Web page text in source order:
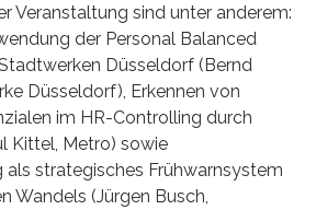
Veranstaltung sind unter anderem:
der Personal Balanced
Düsseldorf (Bernd
Düsseldorf), Erkennen von
im HR-Controlling durch
Kittel, Metro) sowie
als strategisches Frühwarnsystem
Wandels (Jürgen Busch,